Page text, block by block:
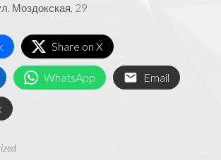
Моздокская, 29
Share on X
WhatsApp Email